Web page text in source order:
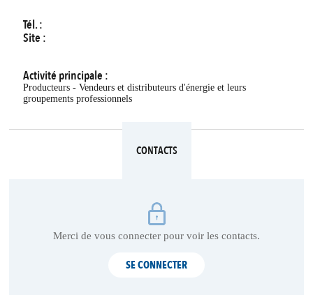
Tél. :
Site :
Activité principale :
Producteurs - Vendeurs et distributeurs d'énergie et leurs
groupements professionnels
CONTACTS
Merci de vous connecter pour voir les contacts.
SE CONNECTER